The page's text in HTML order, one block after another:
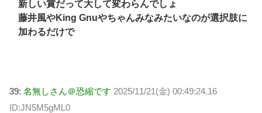
新しい賞だって大して変わらんでしょ
藤井風やKing Gnuやちゃんみなみたいなのが選択肢に
加わるだけで
39: 名無しさん＠恐縮です 2025/11/21(金) 00:49:24.16
ID:JN5M5gML0